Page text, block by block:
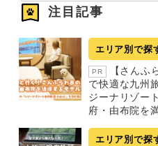
注目記事
エリア別で探
PR
【さんふ
で快適な九州
ジーナリゾー
府・由布院を
エリア別で探